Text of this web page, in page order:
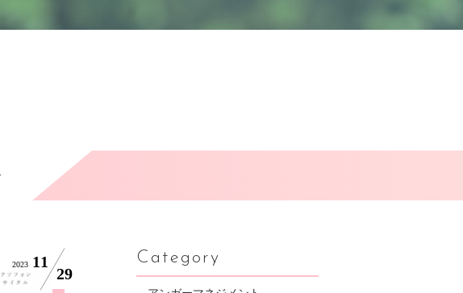
2023 11
29
Category